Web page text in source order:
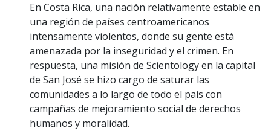
En Costa Rica, una nación relativamente estable en
una región de países centroamericanos
intensamente violentos, donde su gente está
amenazada por la inseguridad y el crimen. En
respuesta, una misión de Scientology en la capital
de San José se hizo cargo de saturar las
comunidades a lo largo de todo el país con
campañas de mejoramiento social de derechos
humanos y moralidad.